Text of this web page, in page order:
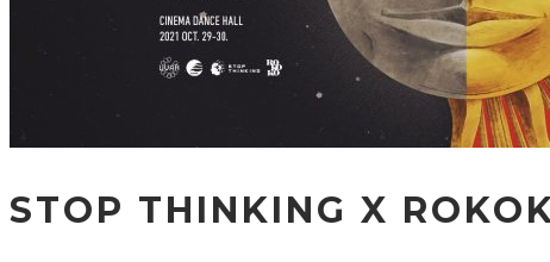
STOP THINKING X